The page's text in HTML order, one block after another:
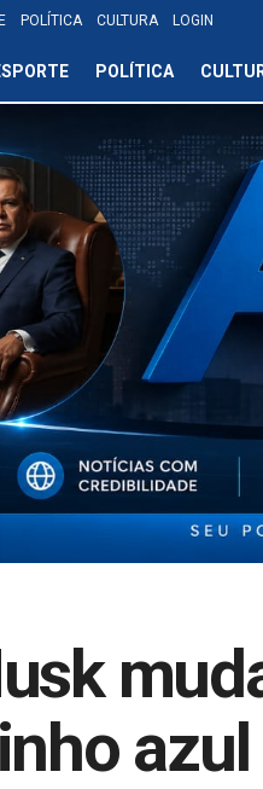
POLÍTICA CULTURA LOGIN
POLÍTICA